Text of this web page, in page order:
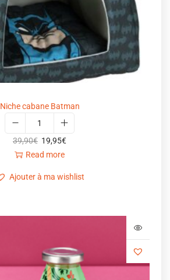
Niche cabane Batman
39,90€ 19,95€
Read more
Ajouter à ma wishlist